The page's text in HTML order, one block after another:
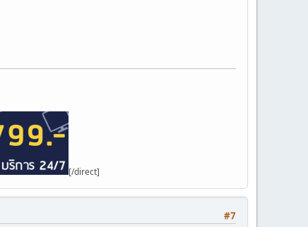
[/direct]
#7